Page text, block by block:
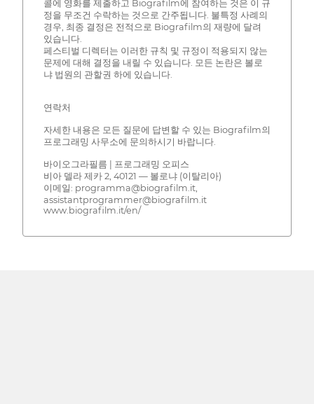
콜에 영화를 제출하고 Biografilm에 참여하는 것은 이 규
정을 무조건 수락하는 것으로 간주됩니다. 불특정 사례의
경우, 최종 결정은 전적으로 Biografilm의 재량에 달려
있습니다.
페스티벌 디렉터는 이러한 규칙 및 규정이 적용되지 않는
문제에 대해 결정을 내릴 수 있습니다. 모든 논란은 볼로
냐 법원의 관할권 하에 있습니다.
연락처
자세한 내용은 모든 질문에 답변할 수 있는 Biografilm의
프로그래밍 사무소에 문의하시기 바랍니다.
바이오그라필름 | 프로그래밍 오피스
비아 델라 제카 2, 40121 — 볼로냐 (이탈리아)
이메일: programma@biografilm.it,
assistantprogrammer@biografilm.it
www.biografilm.it/en/